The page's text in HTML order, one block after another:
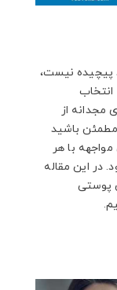
پیچیده نیست،
انتخاب
از
باشید
با هر
در این مقاله
پوستی